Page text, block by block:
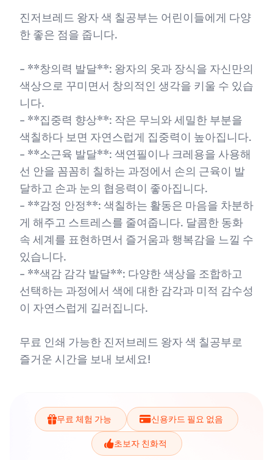
진저브레드 왕자 색 칠공부는 어린이들에게 다양
한 좋은 점을 줍니다.
- **창의력 발달**: 왕자의 옷과 장식을 자신만의
색상으로 꾸미면서 창의적인 생각을 키울 수 있습
니다.
- **집중력 향상**: 작은 무늬와 세밀한 부분을
색칠하다 보면 자연스럽게 집중력이 높아집니다.
- **소근육 발달**: 색연필이나 크레용을 사용해
선 안을 꼼꼼히 칠하는 과정에서 손의 근육이 발
달하고 손과 눈의 협응력이 좋아집니다.
- **감정 안정**: 색칠하는 활동은 마음을 차분하
게 해주고 스트레스를 줄여줍니다. 달콤한 동화
속 세계를 표현하면서 즐거움과 행복감을 느낄 수
있습니다.
- **색감 감각 발달**: 다양한 색상을 조합하고
선택하는 과정에서 색에 대한 감각과 미적 감수성
이 자연스럽게 길러집니다.
무료 인쇄 가능한 진저브레드 왕자 색 칠공부로
즐거운 시간을 보내 보세요!
무료 체험 가능 신용카드 필요 없음
초보자 친화적